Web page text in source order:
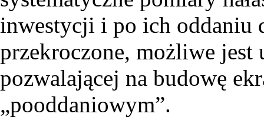
inwestycji i po ich oddaniu
przekroczone, możliwe jest
pozwalającej na budowę
„pooddaniowym”.